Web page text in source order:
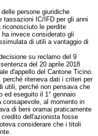
persone giuridiche
tassazioni IC/IFD per gli anni
le perdite
invece considerato gli
di utili a vantaggio di
su reclamo del 9
del 20 aprile 2018
d'appello del Cantone Ticino.
riteneva dati i criteri per
utili, perché non pensava che
ed eseguito il 1° gennaio
al momento in
di beni oramai praticamente
dell'azionista fosse
considerare che i titoli